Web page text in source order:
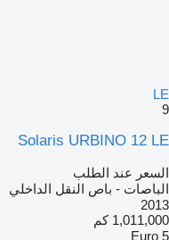
LE
9
Solaris URBINO 12 LE
السعر عند الطلب
الباصات - باص النقل الداخلي
2013
1,011,000 كم
Euro 5